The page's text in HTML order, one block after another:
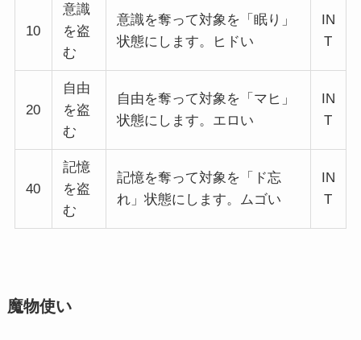
10
意識
を盗
む
意識を奪って対象を「眠り」
状態にします。ヒドい
IN
T
20
自由
を盗
む
自由を奪って対象を「マヒ」
状態にします。エロい
IN
T
40
記憶
を盗
む
記憶を奪って対象を「ド忘
れ」状態にします。ムゴい
IN
T
魔物使い